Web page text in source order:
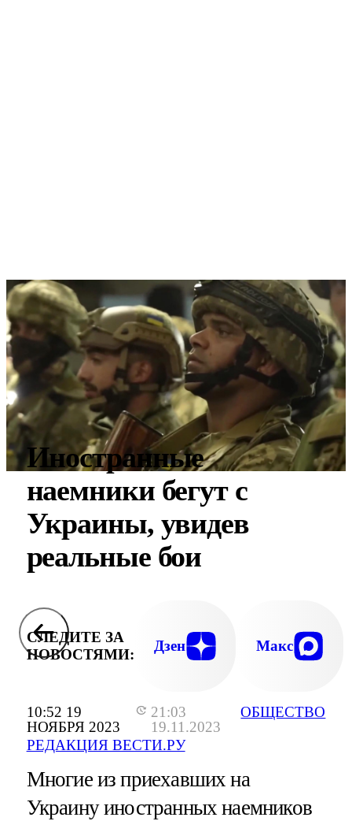
10:52 19
НОЯБРЯ 2023
21:03
19.11.2023
РЕДАКЦИЯ ВЕСТИ.РУ
ОБЩЕСТВО
Иностранные
наемники бегут с
Украины, увидев
реальные бои
СЛЕДИТЕ ЗА
НОВОСТЯМИ:
Дзен Макс
Многие из приехавших на
Украину иностранных наемников